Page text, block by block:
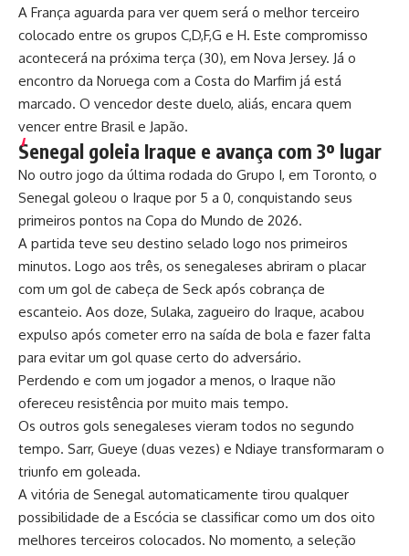
A França aguarda para ver quem será o melhor terceiro
colocado entre os grupos C,D,F,G e H. Este compromisso
acontecerá na próxima terça (30), em Nova Jersey. Já o
encontro da Noruega com a Costa do Marfim já está
marcado. O vencedor deste duelo, aliás, encara quem
vencer entre Brasil e Japão.
Senegal goleia Iraque e avança com 3º lugar
No outro jogo da última rodada do Grupo I, em Toronto, o
Senegal goleou o Iraque por 5 a 0, conquistando seus
primeiros pontos na Copa do Mundo de 2026.
A partida teve seu destino selado logo nos primeiros
minutos. Logo aos três, os senegaleses abriram o placar
com um gol de cabeça de Seck após cobrança de
escanteio. Aos doze, Sulaka, zagueiro do Iraque, acabou
expulso após cometer erro na saída de bola e fazer falta
para evitar um gol quase certo do adversário.
Perdendo e com um jogador a menos, o Iraque não
ofereceu resistência por muito mais tempo.
Os outros gols senegaleses vieram todos no segundo
tempo. Sarr, Gueye (duas vezes) e Ndiaye transformaram o
triunfo em goleada.
A vitória de Senegal automaticamente tirou qualquer
possibilidade de a Escócia se classificar como um dos oito
melhores terceiros colocados. No momento, a seleção